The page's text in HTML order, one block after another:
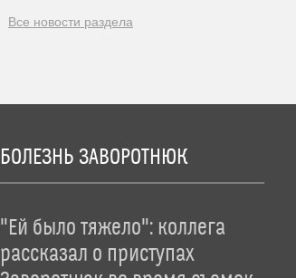
Все новости раздела
БОЛЕЗНЬ ЗАВОРОТНЮК
"Ей было тяжело": коллега
рассказал о приступах